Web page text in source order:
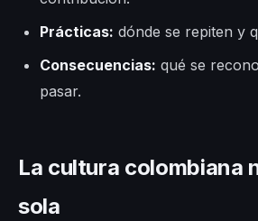
Prácticas: dónde se repiten y
Consecuencias: qué se
pasar.
La cultura colombiana
sola